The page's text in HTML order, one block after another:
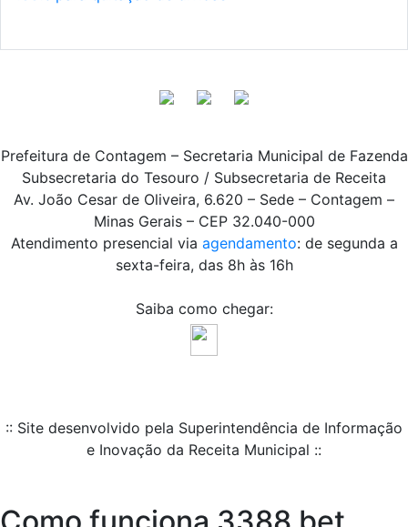
Prefeitura de Contagem – Secretaria Municipal de Fazenda
Subsecretaria do Tesouro / Subsecretaria de Receita
Av. João Cesar de Oliveira, 6.620 – Sede – Contagem –
Minas Gerais – CEP 32.040-000
Atendimento presencial via agendamento: de segunda a
sexta-feira, das 8h às 16h
Saiba como chegar:
:: Site desenvolvido pela Superintendência de Informação
e Inovação da Receita Municipal ::